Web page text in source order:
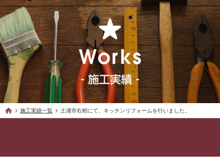
施工実績一覧 土浦市右籾にて、キッチンリフォームを行いました。